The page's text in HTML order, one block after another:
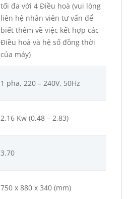
tối đa với 4 Điều hoà (vui lòng
liên hệ nhân viên tư vấn để
biết thêm về việc kết hợp các
Điều hoà và hệ số đồng thời
của máy)
1 pha, 220 – 240V, 50Hz
2,16 Kw (0,48 – 2,83)
3.70
750 x 880 x 340 (mm)